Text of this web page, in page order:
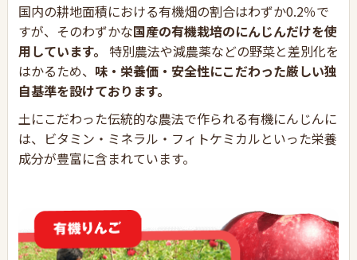
国内の耕地面積における有機畑の割合はわずか0.2％で
すが、そのわずかな国産の有機栽培のにんじんだけを使
用しています。
特別農法や減農薬などの野菜と差別化を
はかるため、 味・栄養価・安全性にこだわった厳しい独
自基準を設けております。
土にこだわった伝統的な農法で作られる有機にんじんに
は、ビタミン・ミネラル・フィトケミカルといった栄養
成分が豊富に含まれています。